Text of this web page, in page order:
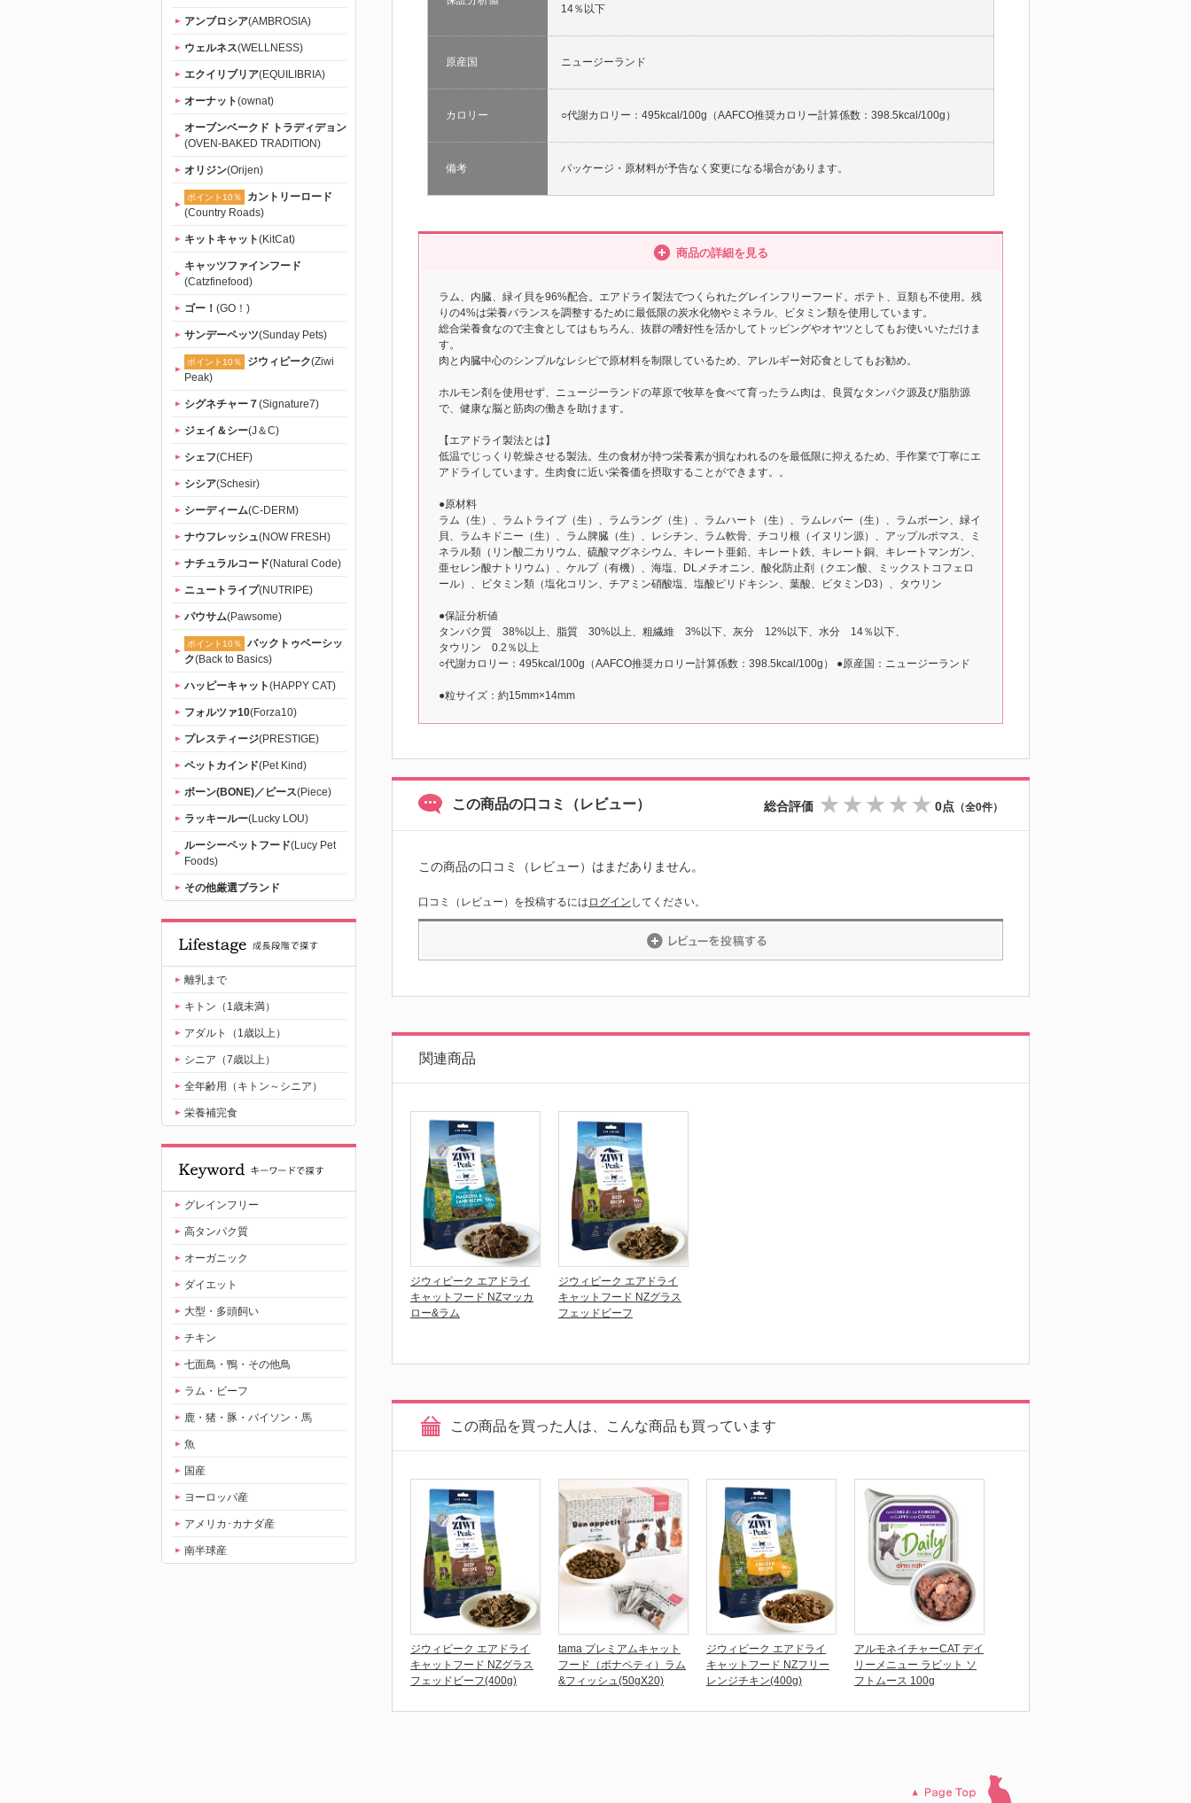
アンブロシア(AMBROSIA)
ウェルネス(WELLNESS)
エクイリブリア(EQUILIBRIA)
オーナット(ownat)
オーブンベークド トラディデョン
(OVEN-BAKED TRADITION)
オリジン(Orijen)
ポイント10％
カントリーロード
(Country Roads)
キットキャット(KitCat)
キャッツファインフード
(Catzfinefood)
ゴー！ (GO！)
サンデーペッツ(Sunday Pets)
ポイント10％ ジウィピーク(Ziwi
Peak)
シグネチャー７(Signature7)
ジェイ＆シー(J＆C)
シェフ(CHEF)
シシア(Schesir)
シーディーム(C-DERM)
ナウフレッシュ(NOW FRESH)
ナチュラルコード(Natural Code)
ニュートライプ(NUTRIPE)
パウサム(Pawsome)
ポイント10％
バックトゥベーシッ
ク(Back to Basics)
ハッピーキャット(HAPPY CAT)
フォルツァ10(Forza10)
プレスティージ(PRESTIGE)
ペットカインド(Pet Kind)
ボーン(BONE)／ピース(Piece)
ラッキールー(Lucky LOU)
ルーシーペットフード(Lucy Pet
Foods)
その他厳選ブランド
離乳まで
キトン（1歳未満）
アダルト（1歳以上）
シニア（7歳以上）
全年齢用（キトン～シニア）
栄養補完食
グレインフリー
高タンパク質
オーガニック
ダイエット
大型・多頭飼い
チキン
七面鳥・鴨・その他鳥
ラム・ビーフ
鹿・猪・豚・バイソン・馬
魚
国産
ヨーロッパ産
アメリカ･カナダ産
南半球産
14％以下
原産国 ニュージーランド
カロリー ○代謝カロリー：495kcal/100g（AAFCO推奨カロリー計算係数：398.5kcal/100g）
備考 パッケージ・原材料が予告なく変更になる場合があります。
商品の詳細を見る
ラム、内臓、緑イ貝を96%配合。エアドライ製法でつくられたグレインフリーフード。ポテト、豆類も不使用。残
りの4%は栄養バランスを調整するために最低限の炭水化物やミネラル、ビタミン類を使用しています。
総合栄養食なので主食としてはもちろん、抜群の嗜好性を活かしてトッピングやオヤツとしてもお使いいただけま
す。
肉と内臓中心のシンプルなレシピで原材料を制限しているため、アレルギー対応食としてもお勧め。
ホルモン剤を使用せず、ニュージーランドの草原で牧草を食べて育ったラム肉は、良質なタンパク源及び脂肪源
で、健康な脳と筋肉の働きを助けます。
【エアドライ製法とは】
低温でじっくり乾燥させる製法。生の食材が持つ栄養素が損なわれるのを最低限に抑えるため、手作業で丁寧にエ
アドライしています。生肉食に近い栄養価を摂取することができます。。
●原材料
ラム（生）、ラムトライプ（生）、ラムラング（生）、ラムハート（生）、ラムレバー（生）、ラムボーン、緑イ
貝、ラムキドニー（生）、ラム脾臓（生）、レシチン、ラム軟骨、チコリ根（イヌリン源）、アップルポマス、ミ
ネラル類（リン酸二カリウム、硫酸マグネシウム、キレート亜鉛、キレート鉄、キレート銅、キレートマンガン、
亜セレン酸ナトリウム）、ケルプ（有機）、海塩、DLメチオニン、酸化防止剤（クエン酸、ミックストコフェロ
ール）、ビタミン類（塩化コリン、チアミン硝酸塩、塩酸ピリドキシン、葉酸、ビタミンD3）、タウリン
●保証分析値
タンパク質 38%以上、脂質 30%以上、粗繊維 3%以下、灰分 12%以下、水分 14％以下、
タウリン 0.2％以上
○代謝カロリー：495kcal/100g（AAFCO推奨カロリー計算係数：398.5kcal/100g） ●原産国：ニュージーランド
●粒サイズ：約15mm×14mm
この商品の口コミ（レビュー） 総合評価 0点 （全0件）
この商品の口コミ（レビュー）はまだありません。
口コミ（レビュー）を投稿するには ログイン してください。
関連商品
ジウィピーク エアドライ
キャットフード NZマッカ
ロー&ラム
ジウィピーク エアドライ
キャットフード NZグラス
フェッドビーフ
この商品を買った人は、こんな商品も買っています
ジウィピーク エアドライ
キャットフード NZグラス
フェッドビーフ(400g)
tama プレミアムキャット
フード（ボナペティ）ラム
&フィッシュ(50gX20)
ジウィピーク エアドライ
キャットフード NZフリー
レンジチキン(400g)
アルモネイチャーCAT デイ
リーメニュー ラビット ソ
フトムース 100g